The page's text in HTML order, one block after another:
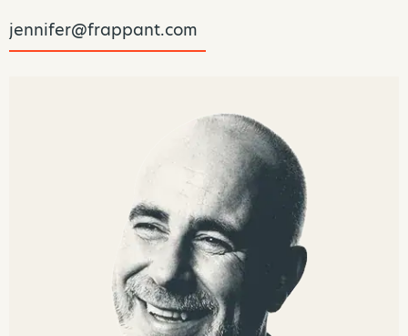
jennifer@frappant.com